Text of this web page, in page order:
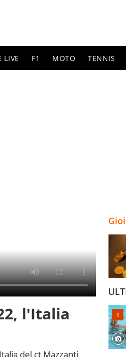
LIVE F1 MOTO TENNIS
l'Italia
del ct Mazzanti